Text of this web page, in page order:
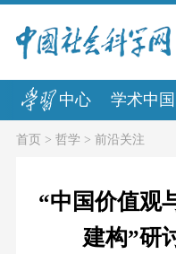
中心 学术中国
首页> 哲学 > 前沿关注
“中国价值观
建构”研